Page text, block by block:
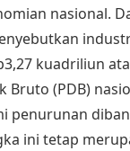
nasional.
kuadriliun
Bruto (PDB)
penurunan
ini tetap